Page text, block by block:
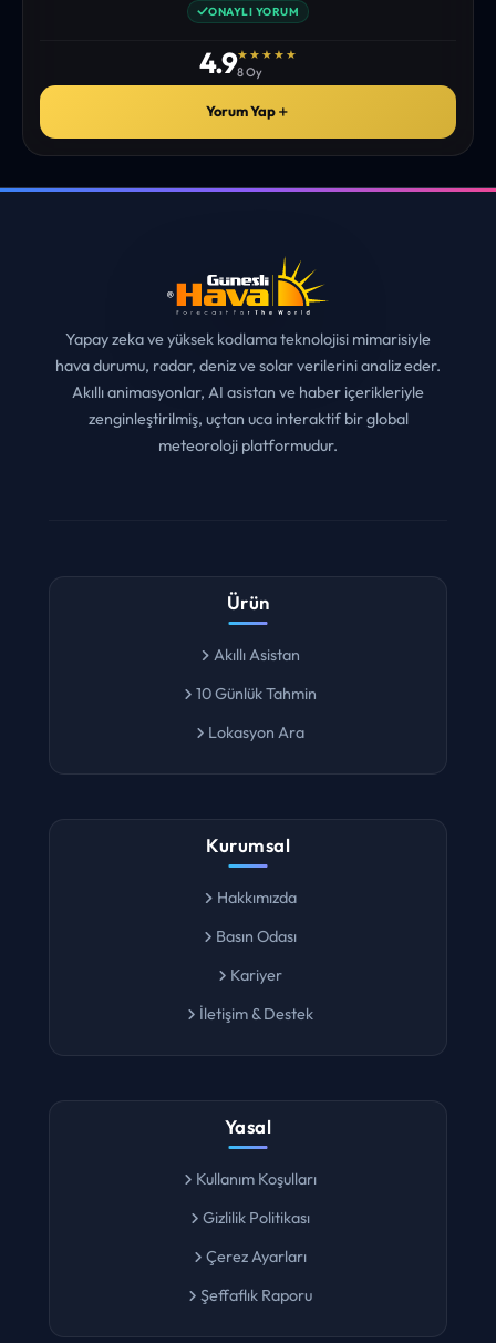
✓ONAYLI YORUM
4.9★★★★★
8 Oy
Yorum Yap＋
Yapay zeka ve yüksek kodlama teknolojisi mimarisiyle
hava durumu, radar, deniz ve solar verilerini analiz eder.
Akıllı animasyonlar, AI asistan ve haber içerikleriyle
zenginleştirilmiş, uçtan uca interaktif bir global
meteoroloji platformudur.
Ürün
Akıllı Asistan
10 Günlük Tahmin
Lokasyon Ara
Kurumsal
Hakkımızda
Basın Odası
Kariyer
İletişim & Destek
Yasal
Kullanım Koşulları
Gizlilik Politikası
Çerez Ayarları
Şeffaflık Raporu